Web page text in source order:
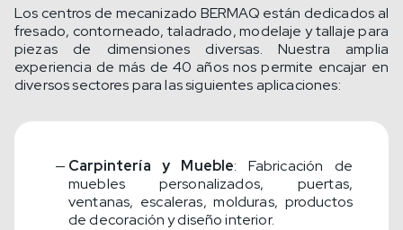
Los centros de mecanizado BERMAQ están dedicados al
fresado, contorneado, taladrado, modelaje y tallaje para
piezas de dimensiones diversas. Nuestra amplia
experiencia de más de 40 años nos permite encajar en
diversos sectores para las siguientes aplicaciones:
Carpintería y Mueble: Fabricación de
muebles personalizados, puertas,
ventanas, escaleras, molduras, productos
de decoración y diseño interior.